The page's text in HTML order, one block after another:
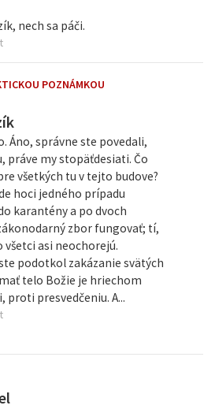
nech sa páči.
POZNÁMKOU
Áno, správne ste povedali,
práve my stopäťdesiati. Čo
všetkých tu v tejto budove?
hoci jedného prípadu
karantény a po dvoch
zbor fungovať; tí,
všetci asi neochorejú.
podotkol zakázanie svätých
telo Božie je hriechom
proti presvedčeniu. A...